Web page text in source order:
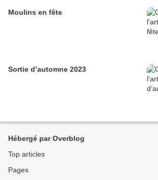
Moulins en fête
Sortie d’automne 2023
Hébergé par Overblog
Top articles
Pages